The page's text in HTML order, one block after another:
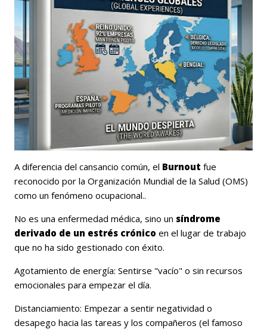
A diferencia del cansancio común, el Burnout fue
reconocido por la Organización Mundial de la Salud (OMS)
como un fenómeno ocupacional..
No es una enfermedad médica, sino un síndrome
derivado de un estrés crónico en el lugar de trabajo
que no ha sido gestionado con éxito.
Agotamiento de energía: Sentirse "vacío" o sin recursos
emocionales para empezar el día.
Distanciamiento: Empezar a sentir negatividad o
desapego hacia las tareas y los compañeros (el famoso